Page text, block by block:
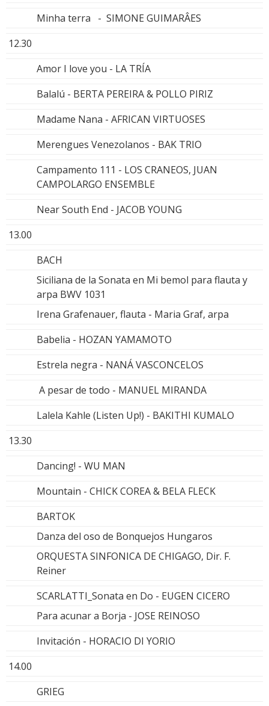
Minha terra - SIMONE GUIMARÂES
12.30
Amor I love you - LA TRÍA
Balalú - BERTA PEREIRA & POLLO PIRIZ
Madame Nana - AFRICAN VIRTUOSES
Merengues Venezolanos - BAK TRIO
Campamento 111 - LOS CRANEOS, JUAN
CAMPOLARGO ENSEMBLE
Near South End - JACOB YOUNG
13.00
BACH
Siciliana de la Sonata en Mi bemol para flauta y
arpa BWV 1031
Irena Grafenauer, flauta - Maria Graf, arpa
Babelia - HOZAN YAMAMOTO
Estrela negra - NANÁ VASCONCELOS
A pesar de todo - MANUEL MIRANDA
Lalela Kahle (Listen Up!) - BAKITHI KUMALO
13.30
Dancing! - WU MAN
Mountain - CHICK COREA & BELA FLECK
BARTOK
Danza del oso de Bonquejos Hungaros
ORQUESTA SINFONICA DE CHIGAGO, Dir. F.
Reiner
SCARLATTI_Sonata en Do - EUGEN CICERO
Para acunar a Borja - JOSE REINOSO
Invitación - HORACIO DI YORIO
14.00
GRIEG